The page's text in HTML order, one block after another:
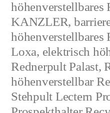
KANZLER,
Loxa, elektrisch
Rednerpult Palast,
höhenverstellbar
Stehpult Lectern